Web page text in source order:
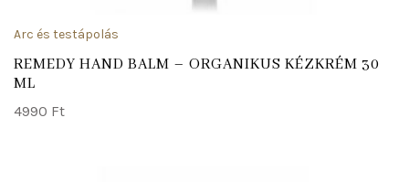
Arc és testápolás
REMEDY HAND BALM – ORGANIKUS KÉZKRÉM 30
ML
4990 Ft